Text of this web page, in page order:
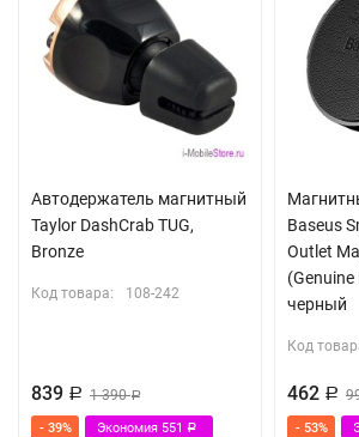
Автодержатель магнитный
Taylor DashCrab TUG,
Bronze
Код товара: 108-242
839 Р 1 390Р
- 39% Экономия 551 Р
Baseus
Outlet
(Genuine
черный
Код
462 Р
- 53%